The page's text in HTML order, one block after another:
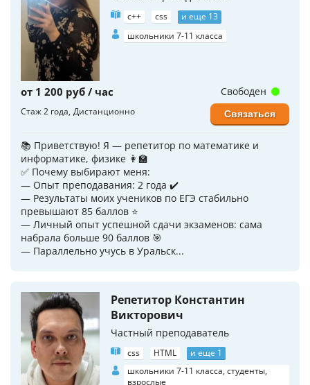
c++ css
и еще 13
школьники 7-11 класса
от 1 200 руб / час
Стаж 2 года Дистанционно
📚 Приветствую! Я — репетитор по математике и
информатике, физике 👩‍🏫
✅ Почему выбирают меня:
— Опыт преподавания: 2 года ✔️
— Результаты моих учеников по ЕГЭ стабильно
превышают 85 баллов ⭐️
— Личный опыт успешной сдачи экзаменов: сама
набрала больше 90 баллов 🎯
— Параллельно учусь в Уральск...
Свободен
Связаться
Репетитор Константин
Викторович
Частный преподаватель
css HTML
и еще 1
школьники 7-11 класса, студенты,
взрослые